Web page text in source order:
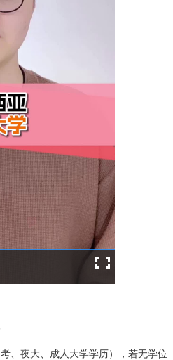
、夜大、成人大学学历），若无学位